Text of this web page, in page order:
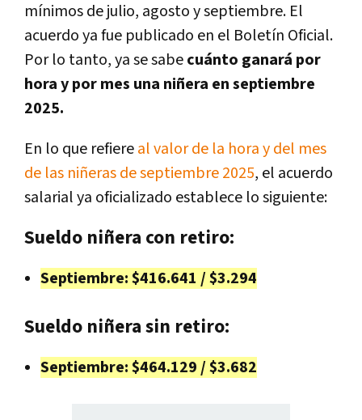
mínimos de julio, agosto y septiembre. El
acuerdo ya fue publicado en el Boletín Oficial.
Por lo tanto, ya se sabecuánto ganará por
hora y por mes una niñera en septiembre
2025.
En lo que refiereal valor de la hora y del mes
de las niñeras de septiembre 2025, el acuerdo
salarial ya oficializado establece lo siguiente:
Sueldo niñera con retiro:
Septiembre: $416.641 / $3.294
Sueldo niñera sin retiro:
Septiembre: $464.129 / $3.682